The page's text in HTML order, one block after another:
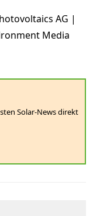
AG |
Media
Solar-News direkt